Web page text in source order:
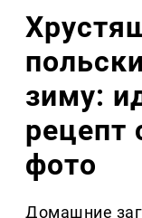
зиму:
рецепт
фото
Домашние